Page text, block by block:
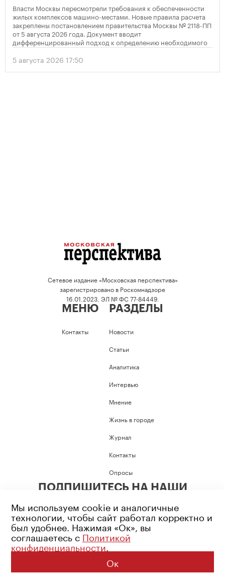
Власти Москвы пересмотрели требования к обеспеченности
жилых комплексов машино-местами. Новые правила расчета
закреплены постановлением правительства Москвы № 2118-ПП
от 5 августа 2026 года. Документ вводит
дифференцированный подход к определению необходимого
количества парковок в зависимости от площади квартир и
устанавливает переходный период для уже согласованных
проектов.
5 августа 2026 17:50
Сетевое издание «Московская перспектива»
зарегистрировано в Роскомнадзоре
16.01.2023, ЭЛ № ФС 77-84449.
МЕНЮ
Контакты
РАЗДЕЛЫ
Новости
Статьи
Аналитика
Интервью
Мнение
Жизнь в городе
Журнал
Контакты
Опросы
ПОДПИШИТЕСЬ НА НАШИ
Возрастное ограничение: 16+
Политика конфиденциальности
© 2026 Все права защищены
Мы используем cookie и аналогичные
технологии, чтобы сайт работал корректно и
был удобнее. Нажимая «Ок», вы
соглашаетесь с Политикой
конфиденциальности.
Ок